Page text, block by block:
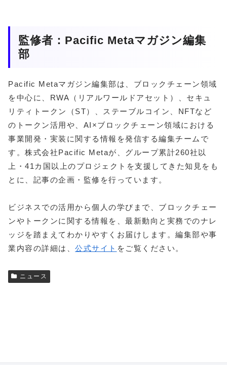
監修者：Pacific Metaマガジン編集
部
Pacific Metaマガジン編集部は、ブロックチェーン領域
を中心に、RWA（リアルワールドアセット）、セキュ
リティトークン（ST）、ステーブルコイン、NFTなど
のトークン活用や、AI×ブロックチェーン領域における
事業開発・実装に関する情報を発信する編集チームで
す。株式会社Pacific Metaが、グループ累計260社以
上・41カ国以上のプロジェクトを支援してきた知見をも
とに、記事の企画・監修を行っています。
ビジネスでの活用から個人の学びまで、ブロックチェー
ンやトークンに関する情報を、最新動向と実務でのナレ
ッジを踏まえてわかりやすくお届けします。編集部や事
業内容の詳細は、 公式サイト をご覧ください。
ニュース